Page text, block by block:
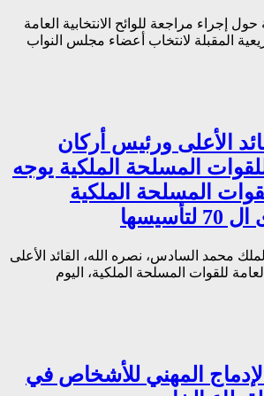
حول إجراء مراجعة للوائح الانتخابية العامة
المقبلة لانتخاب أعضاء مجلس النواب
الأعلى ورئيس أركان
المسلحة الملكية يوجه
المسلحة الملكية
محمد السادس، نصره الله، القائد الأعلى
للقوات المسلحة الملكية، اليوم
الإدماج المهني للأشخاص في